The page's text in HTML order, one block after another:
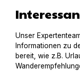
Unser
Informationen zu
bereit, wie z.B.